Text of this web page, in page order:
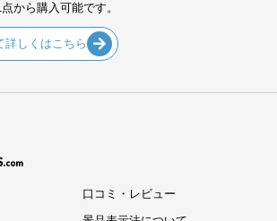
から購入可能です。
詳しくはこちら
口コミ・レビュー